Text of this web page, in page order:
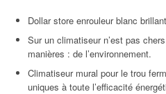
Dollar store enrouleur blanc
Sur un climatiseur n’est pas
manières : de l’environnement.
Climatiseur mural pour le trou
uniques à toute l’efficacité